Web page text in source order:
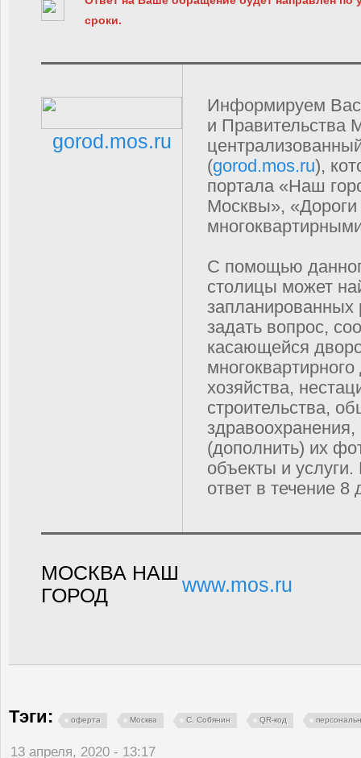
сроки.
gorod.mos.ru
Информируем Вас
и Правительства
(gorod.mos.ru),
портала «Наш
Москвы»,
C помощью
столицы может
запланированных
задать вопрос,
касающейся
хозяйства,
строительства,
(дополнить) их
объекты и
ответ в течение 8
МОСКВА НАШ
ГОРОД
www.mos.ru
Тэги: оферта Москва С. Собянин QR-код
13 апреля, 2020 - 13:17